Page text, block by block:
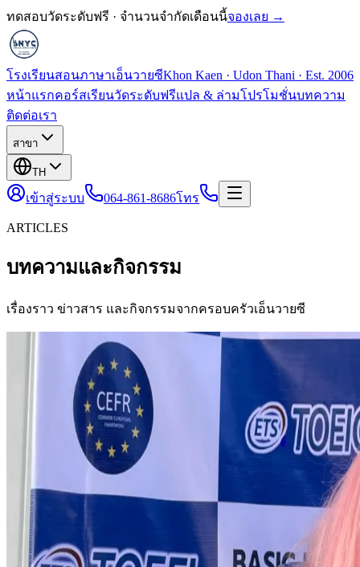
ทดสอบวัดระดับฟรี · จำนวนจำกัดเดือนนี้จองเลย →
โรงเรียนสอนภาษาเอ็นวายซีKhon Kaen · Udon Thani · Est. 2006
หน้าแรกคอร์สเรียนวัดระดับฟรีแปล & ล่ามโปรโมชั่นบทความ
ติดต่อเรา
สาขา
TH
เข้าสู่ระบบ 064-861-8686โทร
ARTICLES
บทความและกิจกรรม
เรื่องราว ข่าวสาร และกิจกรรมจากครอบครัวเอ็นวายซี